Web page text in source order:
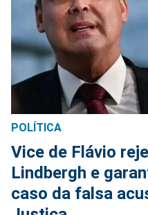
POLÍTICA
Vice de Flávio
Lindbergh e
caso da falsa